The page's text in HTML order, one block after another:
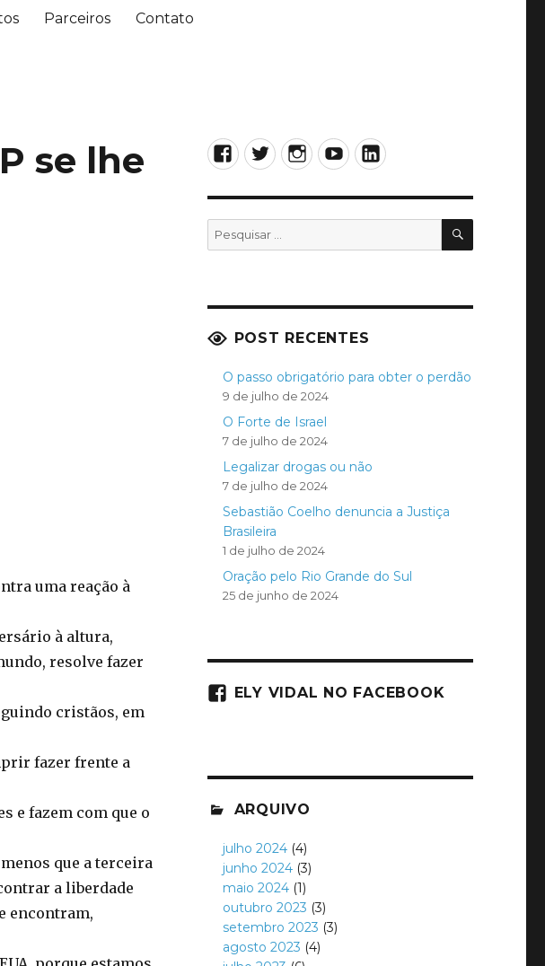
Parceiros Contato
se lhe
uma reação à
à altura,
resolve fazer
cristãos, em
fazer frente a
e fazem com que o
que a terceira
a liberdade
encontram,
Facebook
TwitterInstagram
YouTubeLinkedIn
Pesquisar
por:
POST RECENTES
O passo obrigatório para obter o perdão
9 de julho de 2024
O Forte de Israel
7 de julho de 2024
Legalizar drogas ou não
7 de julho de 2024
Sebastião Coelho denuncia a Justiça
Brasileira
1 de julho de 2024
Oração pelo Rio Grande do Sul
25 de junho de 2024
ELY VIDAL NO FACEBOOK
ARQUIVO
julho 2024 (4)
junho 2024 (3)
maio 2024 (1)
outubro 2023 (3)
setembro 2023 (3)
agosto 2023 (4)